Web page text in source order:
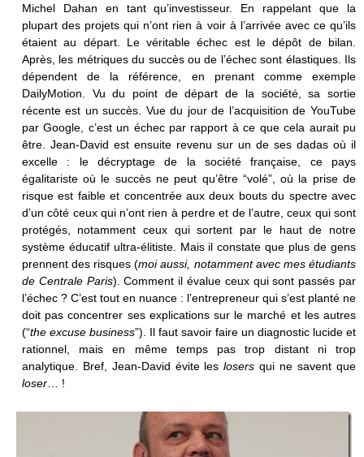
Michel Dahan en tant qu’investisseur. En rappelant que la
plupart des projets qui n’ont rien à voir à l’arrivée avec ce qu’ils
étaient au départ. Le véritable échec est le dépôt de bilan.
Après, les métriques du succès ou de l’échec sont élastiques. Ils
dépendent de la référence, en prenant comme exemple
DailyMotion. Vu du point de départ de la société, sa sortie
récente est un succès. Vue du jour de l’acquisition de YouTube
par Google, c’est un échec par rapport à ce que cela aurait pu
être. Jean-David est ensuite revenu sur un de ses dadas où il
excelle : le décryptage de la société française, ce pays
égalitariste où le succès ne peut qu’être “volé”, où la prise de
risque est faible et concentrée aux deux bouts du spectre avec
d’un côté ceux qui n’ont rien à perdre et de l’autre, ceux qui sont
protégés, notamment ceux qui sortent par le haut de notre
système éducatif ultra-élitiste. Mais il constate que plus de gens
prennent des risques (moi aussi, notamment avec mes étudiants
de Centrale Paris). Comment il évalue ceux qui sont passés par
l’échec ? C’est tout en nuance : l’entrepreneur qui s’est planté ne
doit pas concentrer ses explications sur le marché et les autres
(“the excuse business”). Il faut savoir faire un diagnostic lucide et
rationnel, mais en même temps pas trop distant ni trop
analytique. Bref, Jean-David évite leslosers qui ne savent que
loser… !